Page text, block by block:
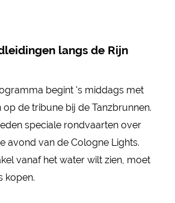
langs de Rijn
begint 's middags met
de tribune bij de Tanzbrunnen.
speciale rondvaarten over
avond van de Cologne Lights.
vanaf het water wilt zien, moet
kopen.